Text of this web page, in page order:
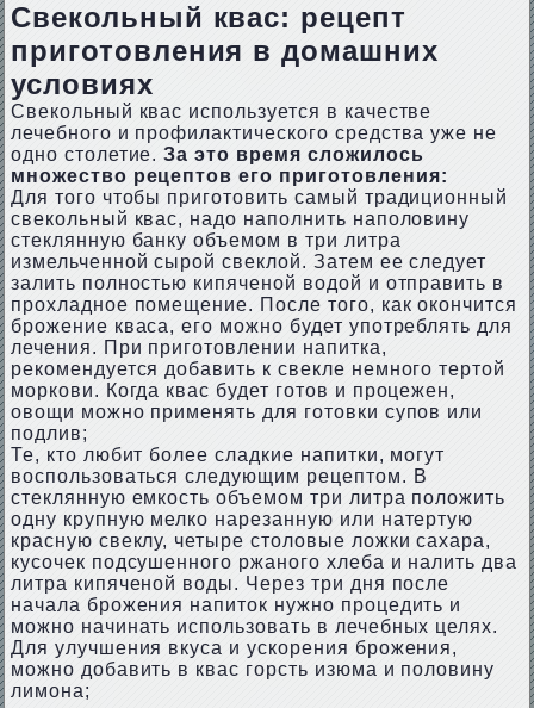
Свекольный квас: рецепт
приготовления в домашних
условиях
Свекольный квас используется в качестве
лечебного и профилактического средства уже не
одно столетие.За это время сложилось
множество рецептов его приготовления:
Для того чтобы приготовить самый традиционный
свекольный квас, надо наполнить наполовину
стеклянную банку объемом в три литра
измельченной сырой свеклой. Затем ее следует
залить полностью кипяченой водой и отправить в
прохладное помещение. После того, как окончится
брожение кваса, его можно будет употреблять для
лечения. При приготовлении напитка,
рекомендуется добавить к свекле немного тертой
моркови. Когда квас будет готов и процежен,
овощи можно применять для готовки супов или
подлив;
Те, кто любит более сладкие напитки, могут
воспользоваться следующим рецептом. В
стеклянную емкость объемом три литра положить
одну крупную мелко нарезанную или натертую
красную свеклу, четыре столовые ложки сахара,
кусочек подсушенного ржаного хлеба и налить два
литра кипяченой воды. Через три дня после
начала брожения напиток нужно процедить и
можно начинать использовать в лечебных целях.
Для улучшения вкуса и ускорения брожения,
можно добавить в квас горсть изюма и половину
лимона;